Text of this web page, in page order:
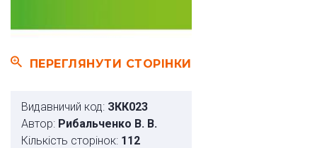
ПЕРЕГЛЯНУТИ СТОРІНКИ
Видавничий код: ЗКК023
Автор: Рибальченко В. В.
Кількість сторінок: 112